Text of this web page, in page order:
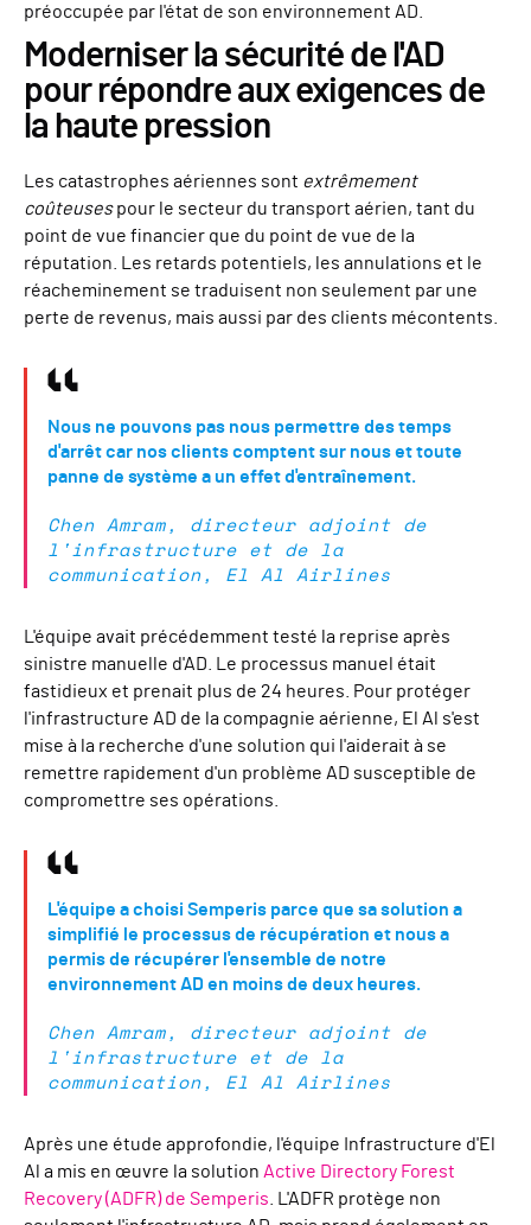
préoccupée par l'état de son environnement AD.
Moderniser la sécurité de l'AD
pour répondre aux exigences de
la haute pression
Les catastrophes aériennes sont extrêmement
coûteusespour le secteur du transport aérien, tant du
point de vue financier que du point de vue de la
réputation. Les retards potentiels, les annulations et le
réacheminement se traduisent non seulement par une
perte de revenus, mais aussi par des clients mécontents.
Nous ne pouvons pas nous permettre des temps
d'arrêt car nos clients comptent sur nous et toute
panne de système a un effet d'entraînement.
Chen Amram, directeur adjoint de
l'infrastructure et de la
communication, El Al Airlines
L'équipe avait précédemment testé la reprise après
sinistre manuelle d'AD. Le processus manuel était
fastidieux et prenait plus de 24 heures. Pour protéger
l'infrastructure AD de la compagnie aérienne, El Al s'est
mise à la recherche d'une solution qui l'aiderait à se
remettre rapidement d'un problème AD susceptible de
compromettre ses opérations.
L'équipe a choisi Semperis parce que sa solution a
simplifié le processus de récupération et nous a
permis de récupérer l'ensemble de notre
environnement AD en moins de deux heures.
Chen Amram, directeur adjoint de
l'infrastructure et de la
communication, El Al Airlines
Après une étude approfondie, l'équipe Infrastructure d'El
Al a mis en œuvre la solution Active Directory Forest
Recovery (ADFR) de Semperis . L'ADFR protège non